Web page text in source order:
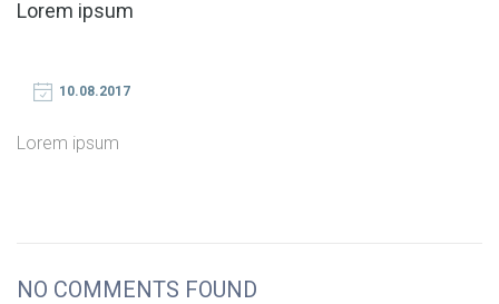
Lorem ipsum
10.08.2017
Lorem ipsum
NO COMMENTS FOUND